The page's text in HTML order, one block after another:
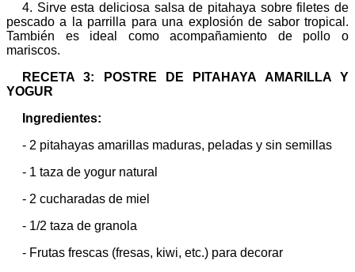
4. Sirve esta deliciosa salsa de pitahaya sobre filetes de
pescado a la parrilla para una explosión de sabor tropical.
También es ideal como acompañamiento de pollo o
mariscos.
RECETA 3: POSTRE DE PITAHAYA AMARILLA Y
YOGUR
Ingredientes:
- 2 pitahayas amarillas maduras, peladas y sin semillas
- 1 taza de yogur natural
- 2 cucharadas de miel
- 1/2 taza de granola
- Frutas frescas (fresas, kiwi, etc.) para decorar